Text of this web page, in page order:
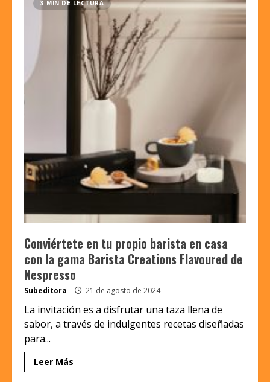
3 MIN DE LECTURA
Conviértete en tu propio barista en casa
con la gama Barista Creations Flavoured de
Nespresso
Subeditora 21 de agosto de 2024
La invitación es a disfrutar una taza llena de
sabor, a través de indulgentes recetas diseñadas
para...
Leer Más